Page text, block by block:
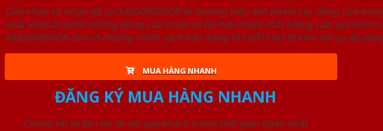
Cửa nhựa và nhựa gỗ tại SAIGONDOOR là thương hiệu sản phẩm các dòng cửa
xuất và phân phối những dòng cửa nhựa và hỗ hợp nhựa chất lượng cao, giá
SAIGONDOOR còn có những chính sách bán hàng ƯU ĐÃI CAO đi kèm với sự đa
MUA HÀNG NHANH
ĐĂNG KÝ MUA HÀNG NHANH
Chúng tôi sẽ liên lạc lại với quý khách trong thời gian ngắn nhất